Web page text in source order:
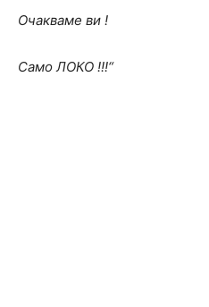
Очакваме ви !
Само ЛОКО !!!“